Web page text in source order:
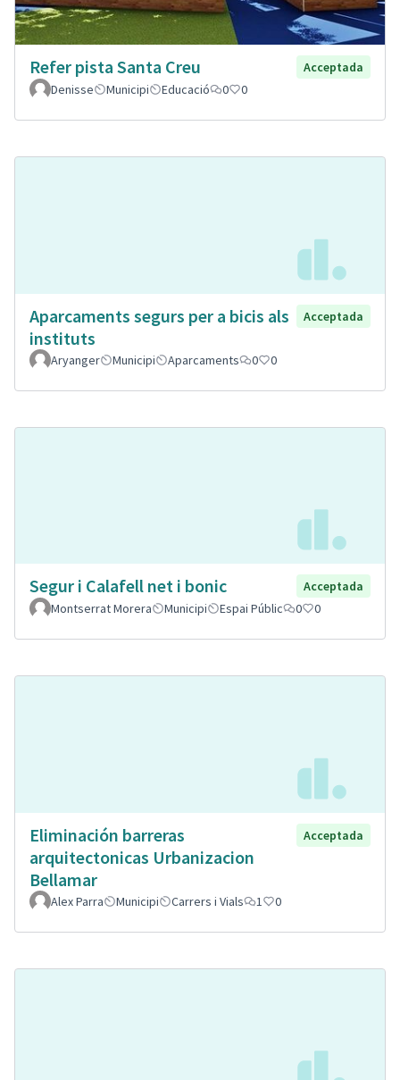
Refer pista Santa Creu
Acceptada
Denisse
Municipi Educació 0 0
Aparcaments segurs per a bicis als
instituts
Acceptada
Aryanger Municipi Aparcaments 0 0
Segur i Calafell net i bonic
Acceptada
Montserrat Morera
Municipi Espai Públic 0 0
Eliminación barreras
arquitectonicas Urbanizacion
Bellamar
Acceptada
Alex Parra Municipi Carrers i Vials 1 0